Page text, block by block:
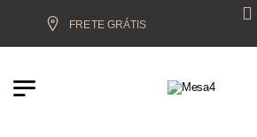
FRETE GRÁTIS:S. JOSÉ DO RIO PRETO!